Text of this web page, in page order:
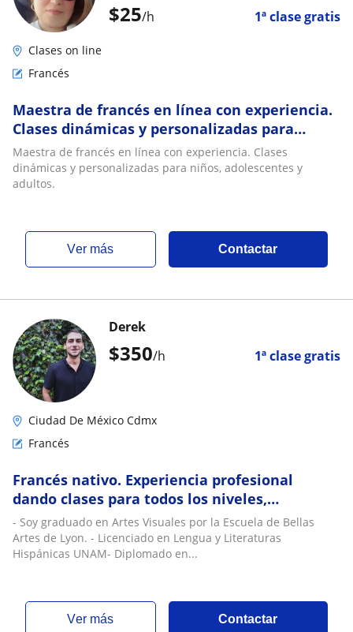
$25/h 1ª clase gratis
Clases on line
Francés
Maestra de francés en línea con experiencia.
Clases dinámicas y personalizadas para
niños, adolescentes y adultos
Maestra de francés en línea con experiencia. Clases
dinámicas y personalizadas para niños, adolescentes y
adultos.
ver más Contactar
$350/h 1ª clase gratis
Derek
Ciudad De México Cdmx
Francés
Francés nativo. Experiencia profesional
dando clases para todos los niveles,
acompañamiento escolar, conversación,
literatura, pre
- Soy graduado en Artes Visuales por la Escuela de Bellas
Artes de Lyon. - Licenciado en Lengua y Literaturas
Hispánicas UNAM- Diplomado en...
ver más Contactar